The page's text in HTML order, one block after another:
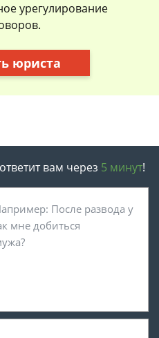
урегулирование
юриста
вам через 5 минут!